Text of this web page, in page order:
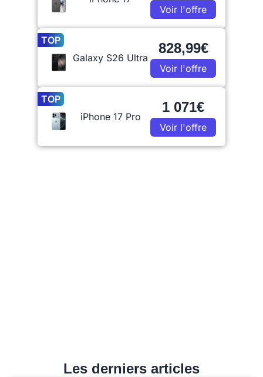
Voir l'offre
TOP
Galaxy S26 Ultra
828,99€
Voir l'offre
TOP
iPhone 17 Pro
1 071€
Voir l'offre
Les derniers articles